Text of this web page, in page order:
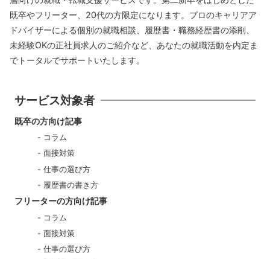
既卒やフリーター、20代の方限定になります。プロのキャリアア
ドバイザーによる個別の就職相談、履歴書・職務経歴書の添削、
未経験OKの正社員求人のご紹介など、あなたの就職活動を内定ま
でトータルでサポートいたします。
サービス対象者
既卒の方向け記事
コラム
面接対策
仕事の選び方
履歴書の書き方
フリーターの方向け記事
コラム
面接対策
仕事の選び方